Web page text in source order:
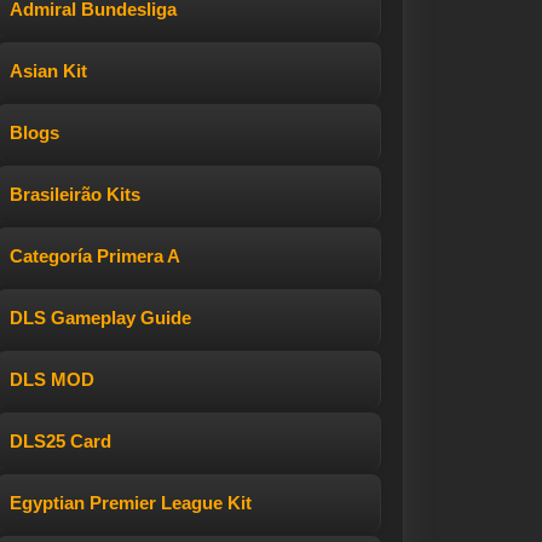
Admiral Bundesliga
Asian Kit
Blogs
Brasileirão Kits
Categoría Primera A
DLS Gameplay Guide
DLS MOD
DLS25 Card
Egyptian Premier League Kit